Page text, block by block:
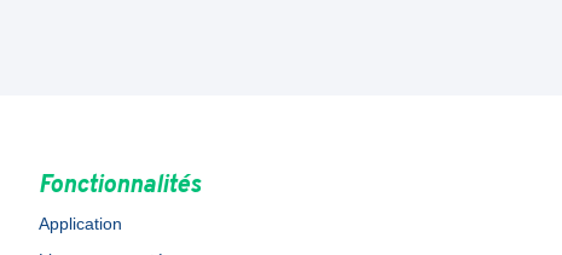
Fonctionnalités
Application